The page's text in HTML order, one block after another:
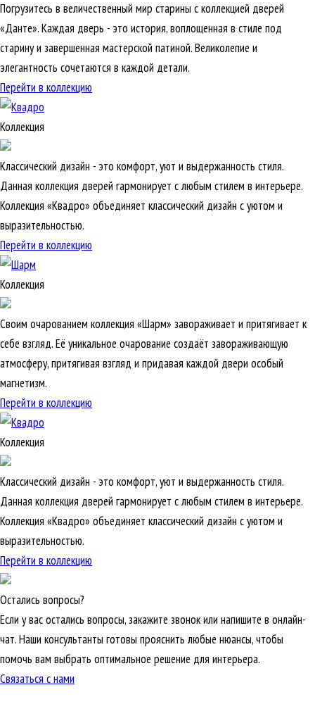
Погрузитесь в величественный мир старины с коллекцией дверей
«Данте». Каждая дверь - это история, воплощенная в стиле под
старину и завершенная мастерской патиной. Великолепие и
элегантность сочетаются в каждой детали.
Перейти в коллекцию
Коллекция
Классический дизайн - это комфорт, уют и выдержанность стиля.
Данная коллекция дверей гармонирует с любым стилем в интерьере.
Коллекция «Квадро» объединяет классический дизайн с уютом и
выразительностью.
Перейти в коллекцию
Коллекция
Своим очарованием коллекция «Шарм» завораживает и притягивает к
себе взгляд. Её уникальное очарование создаёт завораживающую
атмосферу, притягивая взгляд и придавая каждой двери особый
магнетизм.
Перейти в коллекцию
Коллекция
Классический дизайн - это комфорт, уют и выдержанность стиля.
Данная коллекция дверей гармонирует с любым стилем в интерьере.
Коллекция «Квадро» объединяет классический дизайн с уютом и
выразительностью.
Перейти в коллекцию
Остались вопросы?
Если у вас остались вопросы, закажите звонок или напишите в онлайн-
чат. Наши консультанты готовы прояснить любые нюансы, чтобы
помочь вам выбрать оптимальное решение для интерьера.
Связаться с нами